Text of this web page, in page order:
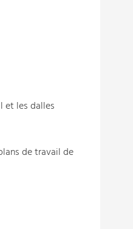
et les dalles
de travail de